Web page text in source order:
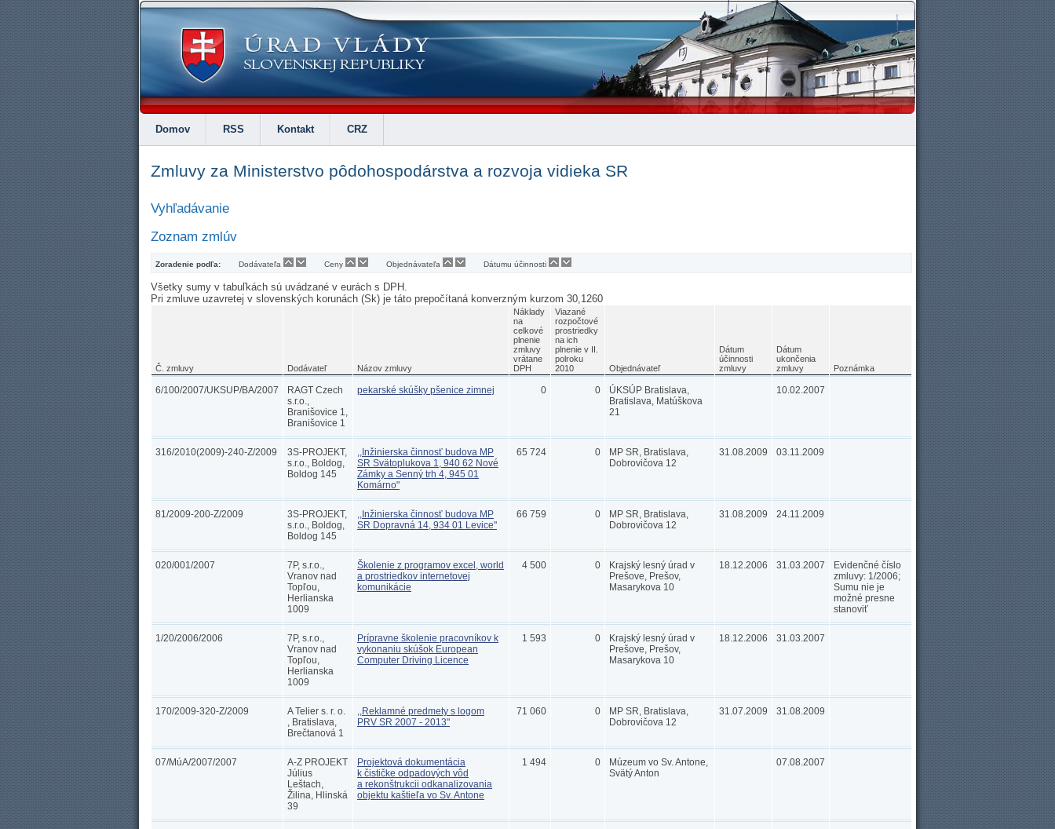
Domov RSS Kontakt CRZ
Zmluvy za Ministerstvo pôdohospodárstva a rozvoja vidieka SR
Vyhľadávanie
Zoznam zmlúv
Zoradenie podľa: Dodávateľa Ceny Objednávateľa Dátumu účinnosti
Všetky sumy v tabuľkách sú uvádzané v eurách s DPH.
Pri zmluve uzavretej v slovenských korunách (Sk) je táto prepočítaná konverzným kurzom 30,1260
Č. zmluvy Dodávateľ Názov zmluvy
Náklady
na
celkové
plnenie
zmluvy
vrátane
DPH
Viazané
rozpočtové
prostriedky
na ich
plnenie v II.
polroku
2010
Objednávateľ
Dátum
účinnosti
zmluvy
Dátum
ukončenia
zmluvy
Poznámka
6/100/2007/UKSUP/BA/2007
RAGT Czech
s.r.o.,
Branišovice 1,
Branišovice 1
pekarské skúšky pšenice zimnej 0 0
ÚKSÚP Bratislava,
Bratislava, Matúškova
21
10.02.2007
316/2010(2009)-240-Z/2009
3S-PROJEKT,
s.r.o., Boldog,
Boldog 145
,,Inžinierska činnosť budova MP
SR Svätoplukova 1, 940 62 Nové
Zámky a Senný trh 4, 945 01
Komárno"
65 724 0
MP SR, Bratislava,
Dobrovičova 12
31.08.2009 03.11.2009
81/2009-200-Z/2009
3S-PROJEKT,
s.r.o., Boldog,
Boldog 145
,,Inžinierska činnosť budova MP
SR Dopravná 14, 934 01 Levice"
66 759 0
MP SR, Bratislava,
Dobrovičova 12
31.08.2009 24.11.2009
020/001/2007
7P, s.r.o.,
Vranov nad
Topľou,
Herlianska
1009
Školenie z programov excel, world
a prostriedkov internetovej
komunikácie
4 500 0
Krajský lesný úrad v
Prešove, Prešov,
Masarykova 10
18.12.2006 31.03.2007
Evidenčné číslo
zmluvy: 1/2006;
Sumu nie je
možné presne
stanoviť
1/20/2006/2006
7P, s.r.o.,
Vranov nad
Topľou,
Herlianska
1009
Prípravne školenie pracovníkov k
vykonaniu skúšok European
Computer Driving Licence
1 593 0
Krajský lesný úrad v
Prešove, Prešov,
Masarykova 10
18.12.2006 31.03.2007
170/2009-320-Z/2009
A Telier s. r. o.
, Bratislava,
Brečtanová 1
,,Reklamné predmety s logom
PRV SR 2007 - 2013"
71 060 0
MP SR, Bratislava,
Dobrovičova 12
31.07.2009 31.08.2009
07/MúA/2007/2007
A-Z PROJEKT
Július
Leštach,
Žilina, Hlinská
39
Projektová dokumentácia
k čističke odpadových vôd
a rekonštrukcii odkanalizovania
objektu kaštieľa vo Sv. Antone
1 494 0
Múzeum vo Sv. Antone,
Svätý Anton
07.08.2007